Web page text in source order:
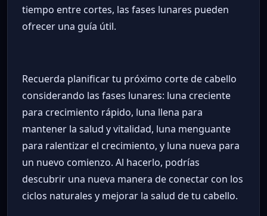
tiempo entre cortes, las fases lunares pueden
ofrecer una guía útil.
Recuerda planificar tu próximo corte de cabello
considerando las fases lunares: luna creciente
para crecimiento rápido, luna llena para
mantener la salud y vitalidad, luna menguante
para ralentizar el crecimiento, y luna nueva para
un nuevo comienzo. Al hacerlo, podrías
descubrir una nueva manera de conectar con los
ciclos naturales y mejorar la salud de tu cabello.